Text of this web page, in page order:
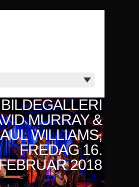
BILDEGALLERI
MURRAY &
WILLIAMS,
FREDAG 16.
2018